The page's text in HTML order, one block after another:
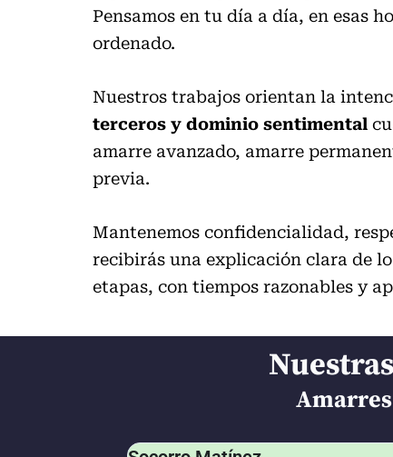
Pensamos en tu día a día, en esas
ordenado.
Nuestros trabajos orientan la
terceros y dominio sentimental
amarre avanzado, amarre
previa.
Mantenemos confidencialidad,
recibirás una explicación clara de
etapas, con tiempos razonables y